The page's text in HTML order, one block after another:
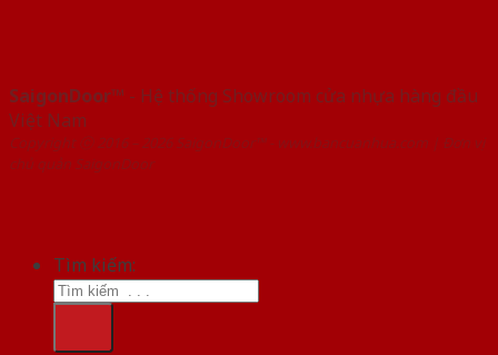
SaigonDoor™ - Hệ thống Showroom cửa nhựa hàng đầu
Việt Nam
Copyright ⓒ 2016 – 2026 SaigonDoor™ - www.bancuanhua.com | Đơn vị
chủ quản SaigonDoor
Tìm kiếm: